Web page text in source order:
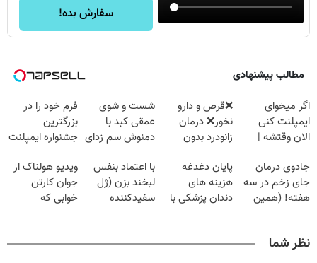
سفارش بده!
مطالب پیشنهادی
اگر میخوای
ایمپلنت کنی
الان وقتشه |
میلیون تومان!!!
❌قرص‌ و دارو
نخور❌ درمان
زانودرد بدون
شست و شوی
عمقی کبد با
دمنوش سم زدای
فرم خود را در
بزرگترین
جشنواره ایمپلنت
فقط ۲۵ میلیون
جادوی درمان
جای زخم در سه
هفته! (همین
پایان دغدغه
هزینه های
دندان پزشکی با
با اعتماد بنفس
لبخند بزن (ژل
سفیدکننده
ویدیو هولناک از
جوان کارتن
خوابی که
نظر شما